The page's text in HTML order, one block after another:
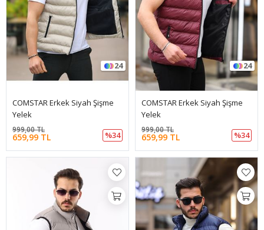
24
COMSTAR Erkek Siyah Şişme
Yelek
659,99 TL
999,00 TL
%34
24
COMSTAR Erkek Siyah Şişme
Yelek
659,99 TL
999,00 TL
%34